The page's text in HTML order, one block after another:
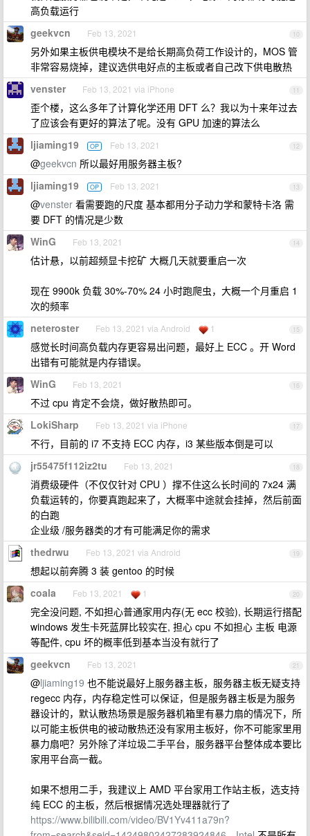
高负载运行
10
geekvcn Feb 13, 2021
另外如果主板供电模块不是给长期高负荷工作设计的，MOS 管
非常容易烧掉，建议选供电好点的主板或者自己改下供电散热
11
venster Feb 13, 2021 via iPhone
歪个楼，这么多年了计算化学还用 DFT 么？我以为十来年过去
了应该会有更好的算法了呢。没有 GPU 加速的算法么
12
ljiaming19 OP Feb 13, 2021
@geekvcn 所以最好用服务器主板?
13
ljiaming19 OP Feb 13, 2021
@venster 看需要跑的尺度 基本都用分子动力学和蒙特卡洛 需
要 DFT 的情况是少数
14
WinG Feb 13, 2021
估计悬，以前超频显卡挖矿 大概几天就要重启一次
现在 9900k 负载 30%-70% 24 小时跑爬虫，大概一个月重启 1
次的频率
15
neteroster Feb 13, 2021 via Android 1
感觉长时间高负载内存更容易出问题，最好上 ECC 。开 Word
出错有可能就是内存错误。
16
WinG Feb 13, 2021
不过 cpu 肯定不会烧，做好散热即可。
17
LokiSharp Feb 13, 2021 via iPhone
不行，目前的 i7 不支持 ECC 内存，i3 某些版本倒是可以
18
jr55475f112iz2tu Feb 13, 2021
消费级硬件（不仅仅针对 CPU ）撑不住这么长时间的 7x24 满
负载运转的，你要真跑起来了，大概率中途就会挂掉，然后前面
的白跑
企业级 /服务器类的才有可能满足你的需求
19
thedrwu Feb 13, 2021 via Android
想起以前奔腾 3 装 gentoo 的时候
20
coala Feb 13, 2021 1
完全没问题, 不如担心普通家用内存(无 ecc 校验), 长期运行搭配
windows 发生卡死蓝屏比较实在, 担心 cpu 不如担心 主板 电源
等配件, cpu 坏的概率低到基本当没有就行了
21
geekvcn Feb 13, 2021
@ljiaming19 也不能说最好上服务器主板，服务器主板无疑支持
regecc 内存，内存稳定性可以保证，但是服务器主板是为服务
器设计的，默认散热场景是服务器机箱里有暴力扇的情况下，所
以可能主板供电的被动散热还没有家用主板好，你不可能家里用
暴力扇吧？另外除了洋垃圾二手平台，服务器平台整体成本要比
家用平台高一截。
如果不想用二手，我建议上 AMD 平台家用工作站主板，选支持
纯 ECC 的主板，然后根据情况选处理器就行了
https://www.bilibili.com/video/BV1Yv411a79n?